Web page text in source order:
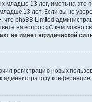
13 лет, иметь на это
13 лет. Если вы не
что phpBB Limited
на вопрос «С кем можно
не имеет юридической
регистрацию новых
администратору конференции.